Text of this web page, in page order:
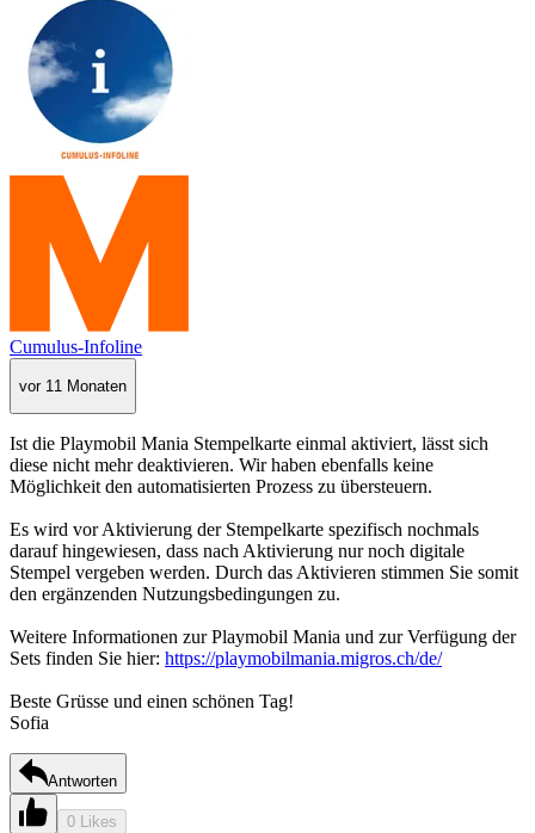
Cumulus-Infoline
vor 11 Monaten
Ist die Playmobil Mania Stempelkarte einmal aktiviert, lässt sich
diese nicht mehr deaktivieren. Wir haben ebenfalls keine
Möglichkeit den automatisierten Prozess zu übersteuern.
Es wird vor Aktivierung der Stempelkarte spezifisch nochmals
darauf hingewiesen, dass nach Aktivierung nur noch digitale
Stempel vergeben werden. Durch das Aktivieren stimmen Sie somit
den ergänzenden Nutzungsbedingungen zu.
Weitere Informationen zur Playmobil Mania und zur Verfügung der
Sets finden Sie hier: https://playmobilmania.migros.ch/de/
Beste Grüsse und einen schönen Tag!
Sofia
Antworten
0 Likes